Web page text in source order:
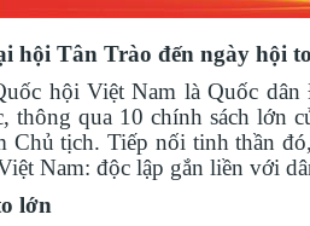
hội Tân Trào đến ngày hội
hội Việt Nam là Quốc
thông qua 10 chính sách lớn
tịch. Tiếp nối tinh thần
Nam: độc lập gắn liền với
lớn